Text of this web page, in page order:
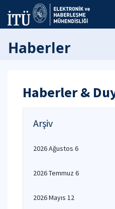
Haberler
Haberler &
Arşiv
2026 Ağustos 6
2026 Temmuz 6
2026 Mayıs 12